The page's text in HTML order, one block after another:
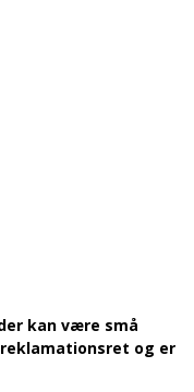
kan være små
og er